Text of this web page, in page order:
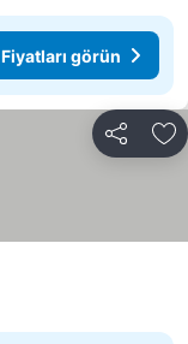
Fiyatları görün
Paylaş